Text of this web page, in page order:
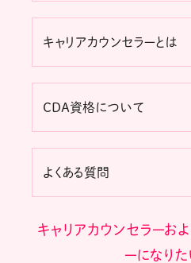
キャリアカウンセラーとは
CDA資格について
よくある質問
キャリアカウンセラーお
ーになり